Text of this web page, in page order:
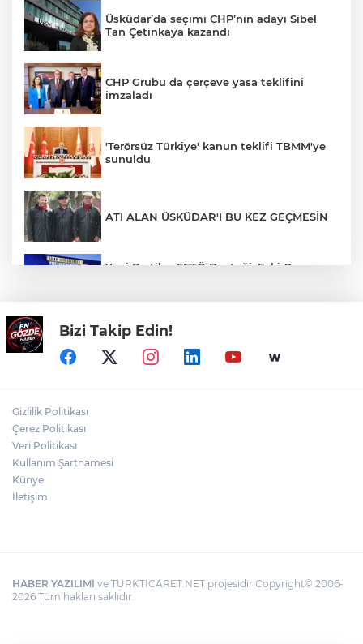
Üsküdar’da seçimi CHP’nin adayı Sibel
Tan Çetinkaya kazandı
CHP Grubu da çerçeve yasa teklifini
imzaladı
'Terörsüz Türkiye' kanun teklifi TBMM'ye
sunuldu
ATI ALAN ÜSKÜDAR'I BU KEZ GEÇMESİN
Yeni Parti’ye FETÖ Desteği: Eski Oyun,
YALANA DOYMAYAN PARALEL ÖZGÜR
CHP TBMM GRUP TOPLANTISINDA
İZDİHAM! KILIÇDAROĞLU'NUN GRUP
Bizi Takip Edin!
Gizlilik Politikası
Çerez Politikası
Veri Politikası
Kullanım Şartnamesi
Künye
İletişim
HABER YAZILIMI ve TURKTICARET.NET projesidir Copyright© 2006-
2026 Tüm hakları saklıdır.